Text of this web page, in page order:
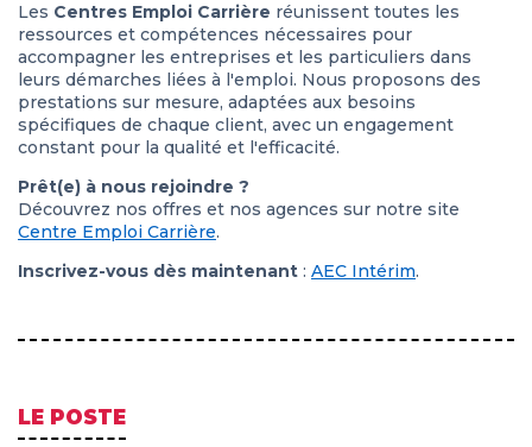
Les Centres Emploi Carrière réunissent toutes les
ressources et compétences nécessaires pour
accompagner les entreprises et les particuliers dans
leurs démarches liées à l'emploi. Nous proposons des
prestations sur mesure, adaptées aux besoins
spécifiques de chaque client, avec un engagement
constant pour la qualité et l'efficacité.
Prêt(e) à nous rejoindre ?
Découvrez nos offres et nos agences sur notre site
Centre Emploi Carrière.
Inscrivez-vous dès maintenant : AEC Intérim.
LE POSTE